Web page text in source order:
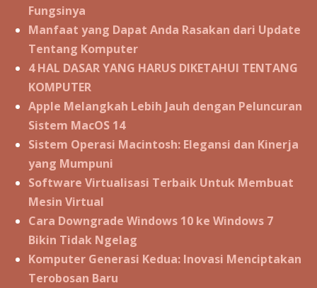
Fungsinya
Manfaat yang Dapat Anda Rasakan dari Update
Tentang Komputer
4 HAL DASAR YANG HARUS DIKETAHUI TENTANG
KOMPUTER
Apple Melangkah Lebih Jauh dengan Peluncuran
Sistem MacOS 14
Sistem Operasi Macintosh: Elegansi dan Kinerja
yang Mumpuni
Software Virtualisasi Terbaik Untuk Membuat
Mesin Virtual
Cara Downgrade Windows 10 ke Windows 7
Bikin Tidak Ngelag
Komputer Generasi Kedua: Inovasi Menciptakan
Terobosan Baru